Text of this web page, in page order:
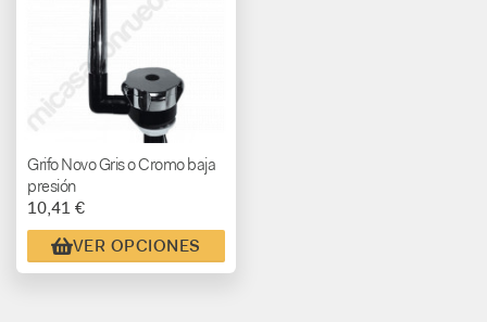
Grifo Novo Gris o Cromo baja
presión
10,41 €
VER OPCIONES